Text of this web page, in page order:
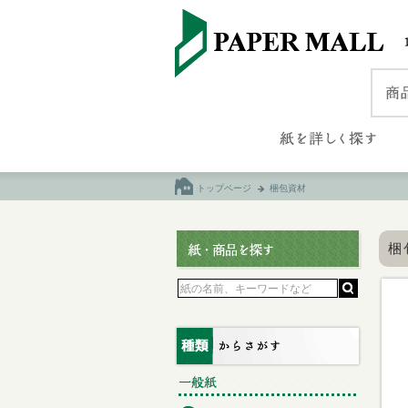
トップページ 梱包資材
梱